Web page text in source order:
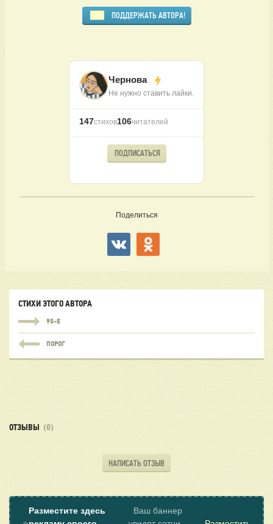
ПОДДЕРЖАТЬ АВТОРА!
Чернова
Не нужно ставить лайки.
147стихов106читателей
ПОДПИСАТЬСЯ
Поделиться
СТИХИ ЭТОГО АВТОРА
90-Е
ПОРОГ
ОТЗЫВЫ (0)
НАПИСАТЬ ОТЗЫВ
Разместите здесь
Ваш баннер